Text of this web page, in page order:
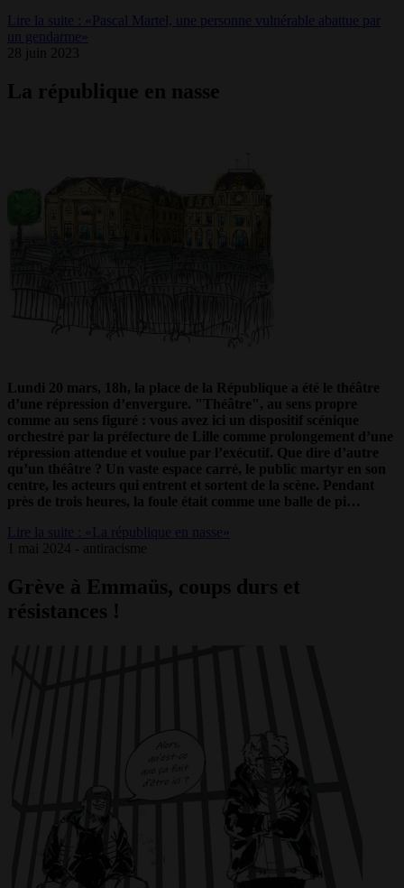
Lire la suite : «Pascal Martel, une personne vulnérable abattue par
un gendarme»
28 juin 2023
La république en nasse
Lundi 20 mars, 18h, la place de la République a été le théâtre
d’une répression d’envergure. "Théâtre", au sens propre
comme au sens figuré : vous avez ici un dispositif scénique
orchestré par la préfecture de Lille comme prolongement d’une
répression attendue et voulue par l’exécutif. Que dire d’autre
qu’un théâtre ? Un vaste espace carré, le public martyr en son
centre, les acteurs qui entrent et sortent de la scène. Pendant
près de trois heures, la foule était comme une balle de pi…
Lire la suite : «La république en nasse»
1 mai 2024 - antiracisme
Grève à Emmaüs, coups durs et
résistances !